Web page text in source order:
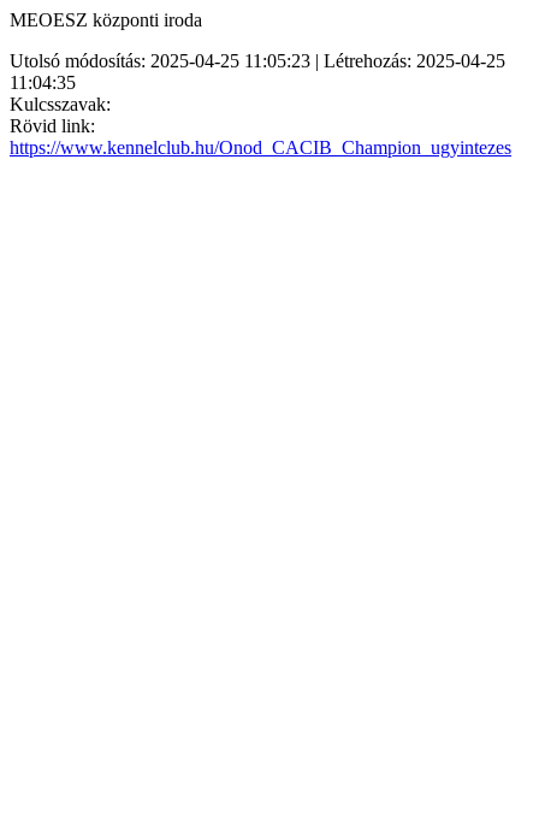
MEOESZ központi iroda
Utolsó módosítás: 2025-04-25 11:05:23 | Létrehozás: 2025-04-25
11:04:35
Kulcsszavak:
Rövid link:
https://www.kennelclub.hu/Onod_CACIB_Champion_ugyintezes